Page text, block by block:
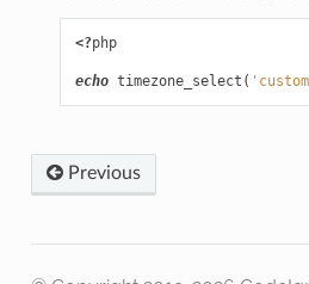
<?php
echo timezone_select (
Previous